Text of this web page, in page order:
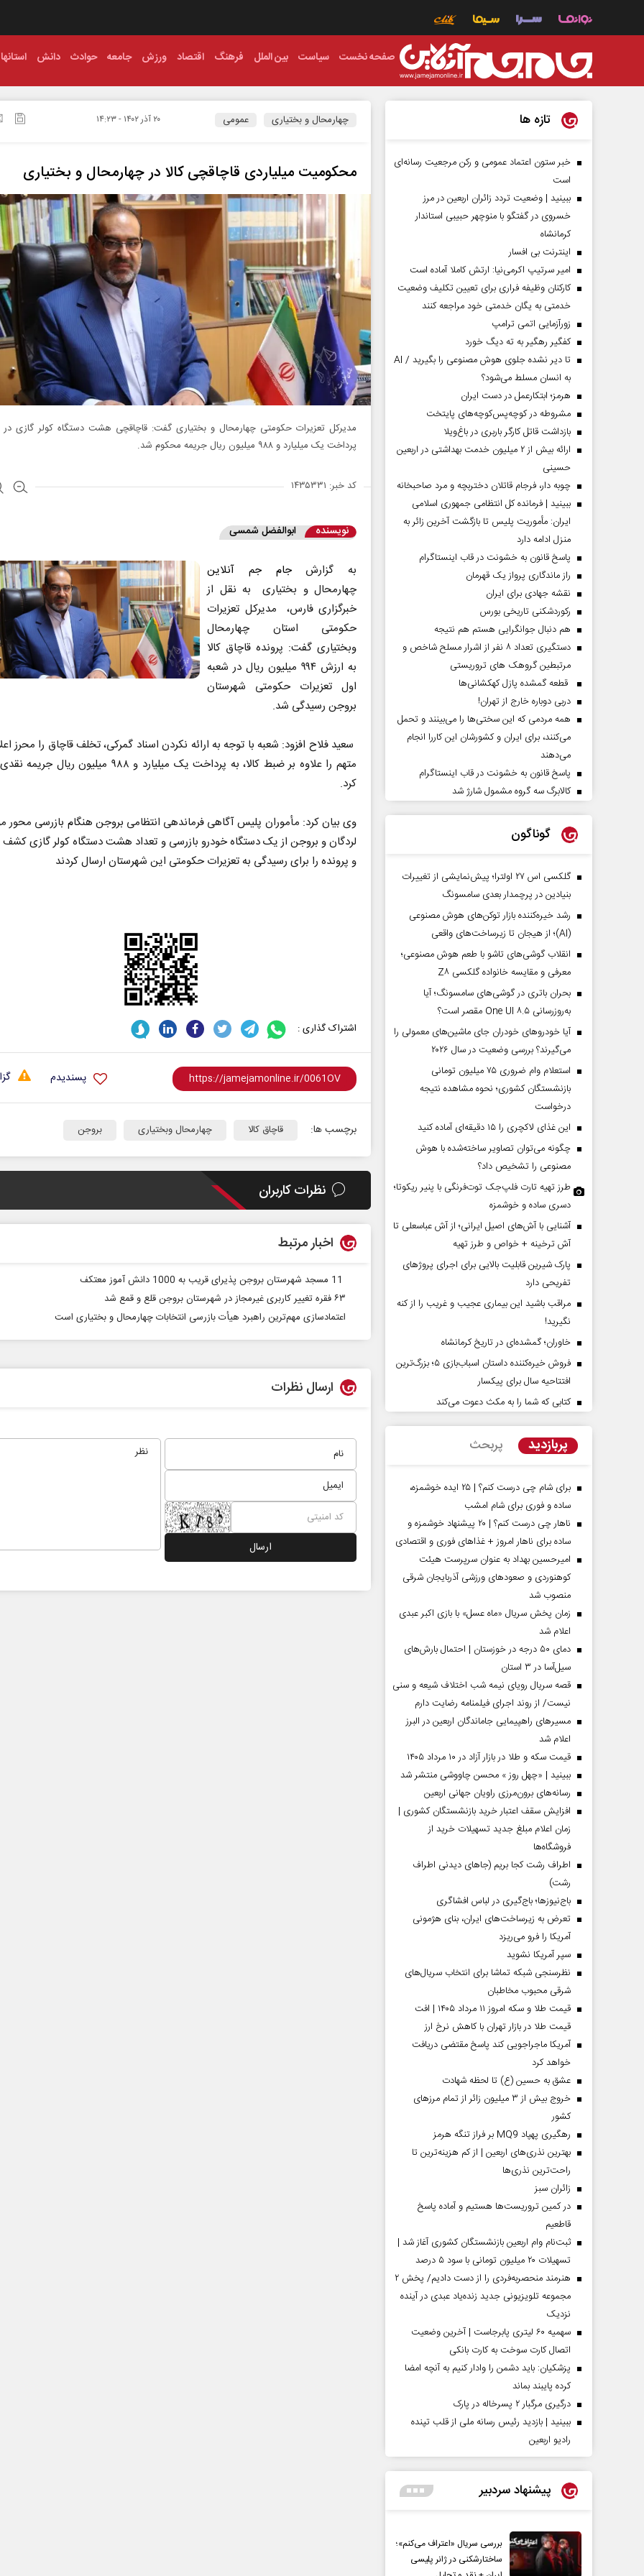
صفحه نخست سیاست بین الملل فرهنگ اقتصاد ورزش جامعه حوادث دانش استانها
چهارمحال و بختیاری عمومی ۲۰ آذر ۱۴۰۲ - ۱۴:۲۳
محکومیت میلیاردی قاچاقچی کالا در چهارمحال و بختیاری
مدیرکل تعزیرات حکومتی چهارمحال و بختیاری گفت: قاچاقچی هشت دستگاه کولر گازی در
پرداخت یک میلیارد و ۹۸۸ میلیون ریال جریمه محکوم شد.
کد خبر: ۱۴۳۵۳۳۱
نویسنده ابوالفضل شمسی
به گزارشجام جم آنلاین
چهارمحال و بختیاری به نقل از
خبرگزاری فارس، مدیرکل تعزیرات
حکومتی استان چهارمحال
وبختیاری گفت: پرونده قاچاق کالا
به ارزش ۹۹۴ میلیون ریال در شعبه
اول تعزیرات حکومتی شهرستان
بروجن رسیدگی شد.
سعید فلاح افزود: شعبه با توجه به ارائه نکردن اسناد گمرکی، تخلف قاچاق را محرز
متهم را علاوه بر ضبط کالا، به پرداخت یک میلیارد و ۹۸۸
کرد.
وی بیان کرد: مأموران پلیس آگاهی فرماندهی انتظامی بروجن هنگام بازرسی محور
لردگان و بروجن از یک دستگاه خودرو بازرسی و تعداد هشت دستگاه کولر گازی
و پرونده را برای رسیدگی به تعزیرات حکومتی این شهرستان ارسال کردند
اشتراک گذاری :
پسندیدم
برچسب ها: قاچاق کالا چهارمحال وبختیاری بروجن
نظرات کاربران
اخبار مرتبط
۶۳ فقره تغییر کاربری غیرمجاز در شهرستان بروجن قلع و قمع شد
اعتمادسازی مهم‌ترین راهبرد هیأت بازرسی انتخابات چهارمحال و بختیاری است
ارسال نظرات
تازه ها
خبر ستون اعتماد عمومی و رکن مرجعیت رسانه‌ای
است
ببینید | وضعیت تردد زائران اربعین در مرز
خسروی در گفتگو با منوچهر حبیبی استاندار
کرمانشاه
اینترنت بی افسار
امیر سرتیپ اکرمی‌نیا: ارتش کاملا آماده است
کارکنان وظیفه فراری برای تعیین تکلیف وضعیت
خدمتی به یگان خدمتی خود مراجعه کنند
زورآزمایی اتمی ترامپ
کفگیر رهگیر به ته دیگ خورد
تا دیر نشده جلوی هوش مصنوعی را بگیرید / AI
به انسان مسلط می‌شود؟
هرمز؛ ابتکارعمل در دست ایران
مشروطه در کوچه‌پس‌کوچه‌های پایتخت
بازداشت قاتل کارگر باربری در باغ‌ویلا
ارائه بیش از ۲ میلیون خدمت بهداشتی در اربعین
حسینی
چوبه دار، فرجام قاتلان دختربچه و مرد صاحبخانه
ببینید | فرمانده کل انتظامی جمهوری اسلامی
ایران­: مأموریت پلیس تا بازگشت آخرین زائر به
منزل ادامه دارد
پاسخ قانون به خشونت در قاب اینستاگرام
راز ماندگاری پرواز یک قهرمان
نقشه جهادی برای ایران
رکوردشکنی تاریخی بورس
هم دنبال جوانگرایی هستم هم نتیجه
دستگیری تعداد ۸ نفر از اشرار مسلح شاخص و
مرتبطین گروهک های تروریستی
قطعه گمشده پازل کهکشانی‌ها
دربی دوباره خارج از تهران!
همه مردمی که این سختی‌ها را می‌بینند و تحمل
می‌کنند، برای ایران و کشورشان این کاررا انجام
می‌دهند
پاسخ قانون به خشونت در قاب اینستاگرام
کالابرگ سه گروه مشمول شارژ شد
گوناگون
گلکسی اس ۲۷ اولترا؛ پیش‌نمایشی از تغییرات
بنیادین در پرچمدار بعدی سامسونگ
رشد خیره‌کننده بازار توکن‌های هوش مصنوعی
(AI)؛ از هیجان تا زیرساخت‌های واقعی
انقلاب گوشی‌های تاشو‌ با طعم هوش مصنوعی؛
معرفی و مقایسه خانواده گلکسی Z۸
بحران باتری در گوشی‌های سامسونگ؛ آیا
به‌روزرسانی One UI ۸.۵ مقصر است؟
آیا خودروهای خودران جای ماشین‌های معمولی را
می‌گیرند؟ بررسی وضعیت در سال ۲۰۲۶
استعلام وام ضروری ۷۵ میلیون تومانی
بازنشستگان کشوری؛ نحوه مشاهده نتیجه
درخواست
این غذای لاکچری را ۱۵ دقیقه‌ای آماده کنید
چگونه می‌توان تصاویر ساخته‌شده با هوش
مصنوعی را تشخیص داد؟
طرز تهیه تارت فلپ‌جک توت‌فرنگی با پنیر ریکوتا؛
دسری ساده و خوشمزه
آشنایی با آش‌های اصیل ایرانی؛ از آش عباسعلی تا
آش ترخینه + خواص و طرز تهیه
پارک شیرین قابلیت‌ بالایی برای اجرای پروژهای
تفریحی دارد
مراقب باشید این بیماری عجیب و غریب را از کنه
نگیرید!
خاوران؛ گمشده‌ای در تاریخ کرمانشاه
فروش خیره‌کننده داستان اسباب‌بازی ۵؛ بزرگ‌ترین
افتتاحیه سال برای پیکسار
کتابی که شما را به مکث دعوت می‌کند
پربازدید پربحث
برای شام چی درست کنم؟ | ۲۵ ایده خوشمزه،
ساده و فوری برای شام امشب
ناهار چی درست کنم؟ | ۲۰ پیشنهاد خوشمزه و
ساده برای ناهار امروز + غذاهای فوری و اقتصادی
امیرحسین بهداد به عنوان سرپرست هیئت
کوهنوردی و صعودهای ورزشی آذربایجان شرقی
منصوب شد
زمان پخش سریال «ماه عسل» با بازی اکبر عبدی
اعلام شد
دمای ۵۰ درجه در خوزستان | احتمال بارش‌های
سیل‌آسا در ۳ استان
قصه سریال رویای نیمه شب اختلاف شیعه و سنی
نیست/ از روند اجرای فیلمنامه رضایت دارم
مسیر‌های راهپیمایی جاماندگان اربعین در البرز
اعلام شد
قیمت سکه و طلا در بازار آزاد در ۱۰ مرداد ۱۴۰۵
ببینید | «چهل روز » محسن چاووشی منتشر شد
رسانه‌های برون‌مرزی راویان جهانی اربعین
افزایش سقف اعتبار خرید بازنشستگان کشوری |
زمان اعلام مبلغ جدید تسهیلات خرید از
فروشگاه‌ها
اطراف رشت کجا بریم (جاهای دیدنی اطراف
رشت)
باج‌نیوزها؛ باج‌گیری در لباس افشاگری
تعرض به زیرساخت‌های ایران، بنای هژمونی
آمریکا را فرو می‌ریزد
سپر آمریکا نشوید
نظرسنجی شبکه تماشا برای انتخاب سریال‌های
شرقی محبوب مخاطبان
قیمت طلا و سکه امروز ۱۱ مرداد ۱۴۰۵ | افت
قیمت طلا در بازار تهران با کاهش نرخ ارز
آمریکا ماجراجویی کند پاسخ مقتضی دریافت
خواهد کرد
عشق به حسین (ع) تا لحظه شهادت
خروج بیش از ۳ میلیون زائر از تمام مرز‌های
کشور
رهگیری پهپاد MQ9 بر فراز تنگه هرمز
بهترین نذری‌های اربعین | از کم هزینه‌ترین تا
راحت‌ترین نذری‌ها
‌زائران سبز
در کمین تروریست‌ها هستیم و آماده پاسخ
قاطعیم
ثبت‌نام وام اربعین بازنشستگان کشوری آغاز شد |
تسهیلات ۲۰ میلیون تومانی با سود ۵ درصد
هنرمند منحصر‌به‌فردی را از دست دادیم/ پخش ۲
مجموعه تلویزیونی جدید زنده‌یاد عبدی در آینده
نزدیک
سهمیه ۶۰ لیتری پابرجاست | آخرین وضعیت
اتصال کارت سوخت به کارت بانکی
پزشکیان: باید دشمن را وادار کنیم به آنچه امضا
کرده پایبند بماند
درگیری مرگبار ۲ پسرخاله در پارک
ببینید | بازدید رئیس رسانه ملی از قلب تپنده
رادیو اربعین
پیشنهاد سردبیر
بررسی سریال «اعتراف می‌کنم»؛
ساختارشکنی در ژانر پلیسی
نرگس خانعلی‌زاده - روزنامه‌نگار
دکتر یدالله جوانی - تحلیلگر مسائل سیاسی عباس
صفحات نخست روزنامه ها‌ی‌سه‌شنبه ۶ مردادماه